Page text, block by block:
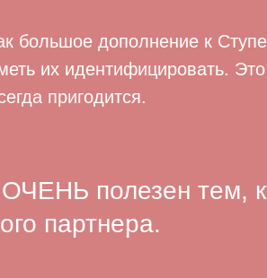
большое дополнение к
их идентифицировать.
пригодится.
ОЧЕНЬ полезен тем,
партнера.